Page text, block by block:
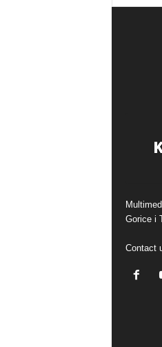
Gorice i
Contact